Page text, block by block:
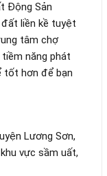
Động Sản
liền kề tuyệt
tâm chợ
năng phát
tốt hơn để bạn
Lương Sơn,
vực sầm uất,